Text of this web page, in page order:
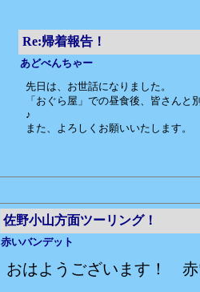
Re:帰着報告！
あどべんちゃー
先日は、お世話になりました。
「おぐら屋」での昼食後、皆さん
♪
また、よろしくお願いいたします。
佐野小山方面ツーリング！
赤いバンデット
おはようございます！